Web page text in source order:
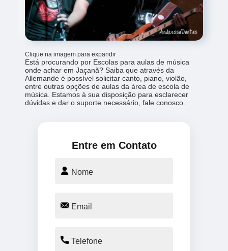
Clique na imagem para expandir
Está procurando por Escolas para aulas de música
onde achar em Jaçanã? Saiba que através da
Allemande é possível solicitar canto, piano, violão,
entre outras opções de aulas da área de escola de
música. Estamos à sua disposição para esclarecer
dúvidas e dar o suporte necessário, fale conosco.
Entre em Contato